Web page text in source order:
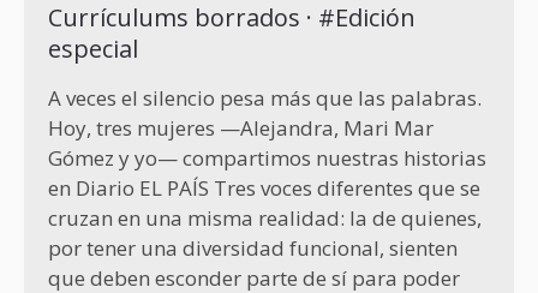
Currículums borrados · #Edición
especial
A veces el silencio pesa más que las palabras.
Hoy, tres mujeres —Alejandra, Mari Mar
Gómez y yo— compartimos nuestras historias
en Diario EL PAÍS Tres voces diferentes que se
cruzan en una misma realidad: la de quienes,
por tener una diversidad funcional, sienten
que deben esconder parte de sí para poder